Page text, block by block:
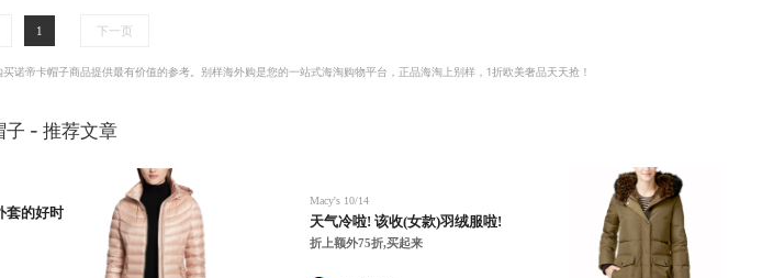
1 下一页
买诺帝卡帽子商品提供最有价值的参考。别样海外购是您的一站式海淘购物平台，正品海淘上别样，1折欧美奢品天天抢！
子 - 推荐文章
套的好时
Macy's 10/14
天气冷啦! 该收(女款)羽绒服啦!
折上额外75折,买起来